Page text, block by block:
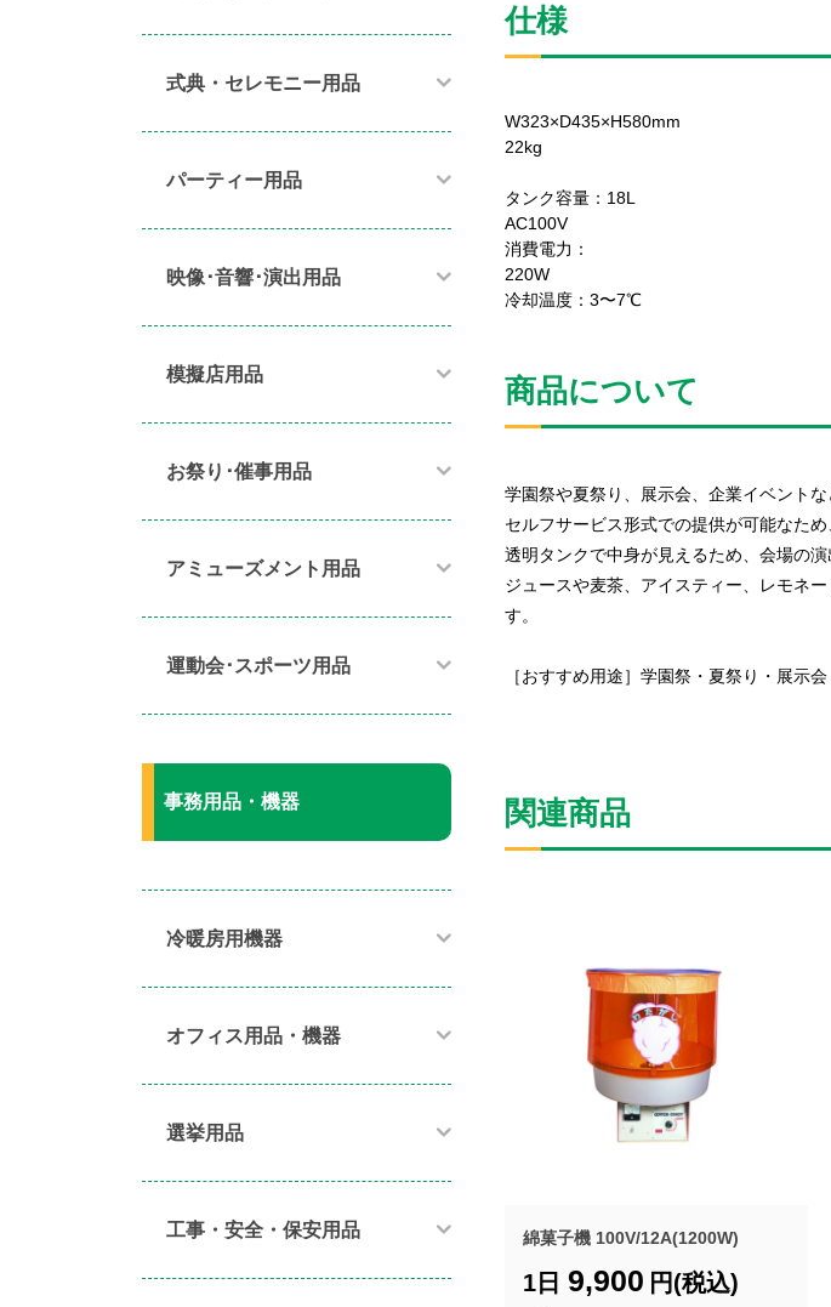
式典・セレモニー用品
パーティー用品​
映像･音響･演出用品​
模擬店用品​
お祭り･催事用品​
アミューズメント用品​
運動会･スポーツ用品​
事務用品・機器
冷暖房用機器​
オフィス用品・機器​
選挙用品
工事・安全・保安用品
仕様
W323×D435×H580mm
22kg
タンク容量：18L
AC100V
消費電力：
220W
冷却温度：3〜7℃
商品について
学園祭や夏祭り、展示会、企業イベント
セルフサービス形式での提供が可能なた
透明タンクで中身が見えるため、会場の
ジュースや麦茶、アイスティー、レモネ
す。
［おすすめ用途］学園祭・夏祭り・展示
関連商品
綿菓子機 100V/12A(1200W)
1日 9,900 円(税込)